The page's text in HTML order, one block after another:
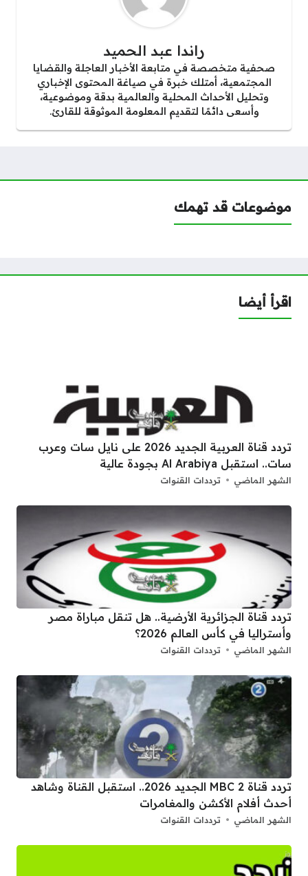
راندا عبد الحميد
صحفية متخصصة في متابعة الأخبار العاجلة والقضايا
المجتمعية، أمتلك خبرة في صياغة المحتوى الإخباري
وتحليل الأحداث المحلية والعالمية بدقة وموضوعية،
وأسعى دائمًا لتقديم المعلومة الموثوقة للقارئ.
موضوعات قد تهمك
اقرأ أيضا
تردد قناة العربية الجديد 2026 على نايل سات وعرب
سات.. استقبل Al Arabiya بجودة عالية
الشهر الماضي ترددات القنوات
تردد قناة الجزائرية الأرضية.. هل تنقل مباراة مصر
وأستراليا في كأس العالم 2026؟
الشهر الماضي ترددات القنوات
تردد قناة 2 MBC الجديد 2026.. استقبل القناة وشاهد
أحدث أفلام الأكشن والمغامرات
الشهر الماضي ترددات القنوات